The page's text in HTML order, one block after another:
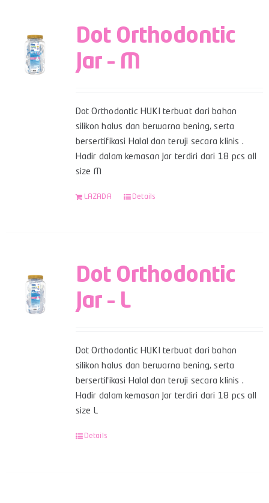
Dot Orthodontic
Jar – M
Dot Orthodontic HUKI terbuat dari bahan
silikon halus dan berwarna bening, serta
bersertifikasi Halal dan teruji secara klinis .
Hadir dalam kemasan Jar terdiri dari 18 pcs all
size M
LAZADA Details
Dot Orthodontic
Jar – L
Dot Orthodontic HUKI terbuat dari bahan
silikon halus dan berwarna bening, serta
bersertifikasi Halal dan teruji secara klinis .
Hadir dalam kemasan Jar terdiri dari 18 pcs all
size L
Details